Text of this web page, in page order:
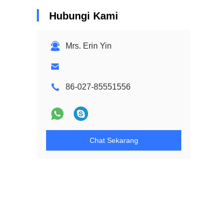
Hubungi Kami
Mrs. Erin Yin
86-027-85551556
Chat Sekarang